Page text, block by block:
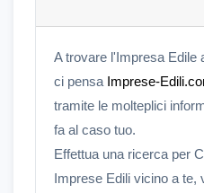
A trovare l'Impresa Edile
ci pensa Imprese-
tramite le molteplici
fa al caso tuo.
Effettua una ricerca per
Imprese Edili vicino a te,